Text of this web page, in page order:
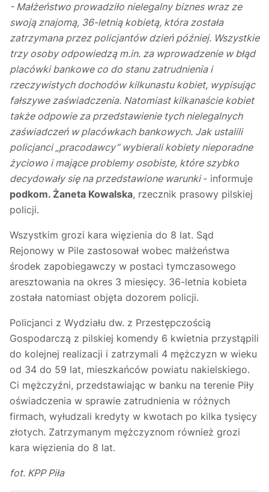
- Małżeństwo prowadziło nielegalny biznes wraz ze
swoją znajomą, 36-letnią kobietą, która została
zatrzymana przez policjantów dzień później. Wszystkie
trzy osoby odpowiedzą m.in. za wprowadzenie w błąd
placówki bankowe co do stanu zatrudnienia i
rzeczywistych dochodów kilkunastu kobiet, wypisując
fałszywe zaświadczenia. Natomiast kilkanaście kobiet
także odpowie za przedstawienie tych nielegalnych
zaświadczeń w placówkach bankowych. Jak ustalili
policjanci „pracodawcy” wybierali kobiety nieporadne
życiowo i mające problemy osobiste, które szybko
decydowały się na przedstawione warunki- informuje
podkom. Żaneta Kowalska, rzecznik prasowy pilskiej
policji.
Wszystkim grozi kara więzienia do 8 lat. Sąd
Rejonowy w Pile zastosował wobec małżeństwa
środek zapobiegawczy w postaci tymczasowego
aresztowania na okres 3 miesięcy. 36-letnia kobieta
została natomiast objęta dozorem policji.
Policjanci z Wydziału dw. z Przestępczością
Gospodarczą z pilskiej komendy 6 kwietnia przystąpili
do kolejnej realizacji i zatrzymali 4 mężczyzn w wieku
od 34 do 59 lat, mieszkańców powiatu nakielskiego.
Ci mężczyźni, przedstawiając w banku na terenie Piły
oświadczenia w sprawie zatrudnienia w różnych
firmach, wyłudzali kredyty w kwotach po kilka tysięcy
złotych. Zatrzymanym mężczyznom również grozi
kara więzienia do 8 lat.
fot. KPP Piła